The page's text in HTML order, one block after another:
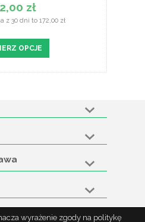
zł
z 30 dni to 172,00 zł
OPCJE
wyrażenie zgody na politykę